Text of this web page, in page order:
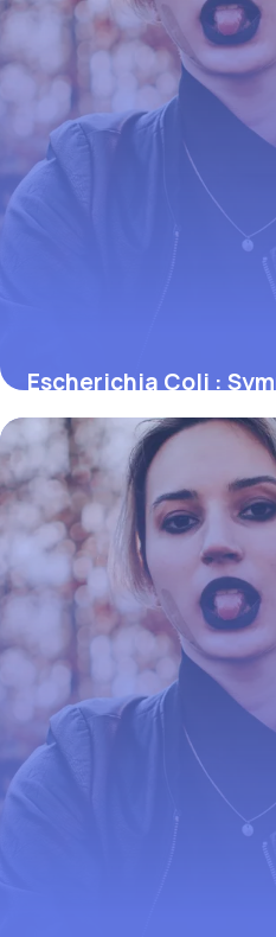
Escherichia Coli :
Prévention
31 mai 2026